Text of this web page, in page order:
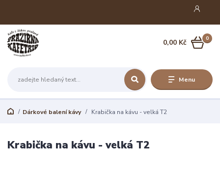
Menu
0
0,00 Kč
Dárkové balení kávy Krabička na kávu - velká T2
Krabička na kávu - velká T2